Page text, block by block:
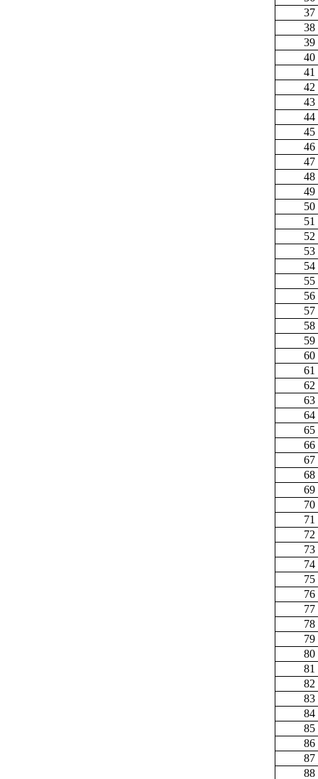
37
38
39
40
41
42
43
44
45
46
47
48
49
50
51
52
53
54
55
56
57
58
59
60
61
62
63
64
65
66
67
68
69
70
71
72
73
74
75
76
77
78
79
80
81
82
83
84
85
86
87
88